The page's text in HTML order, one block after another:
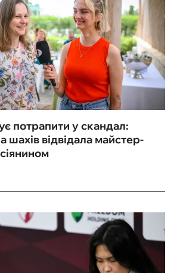
потрапити у скандал:
шахів відвідала майстер-